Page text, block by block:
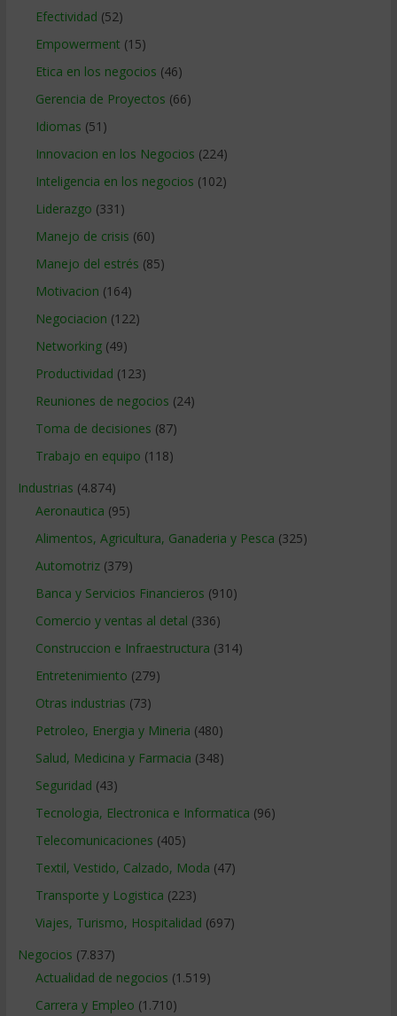
Efectividad (52)
Empowerment (15)
Etica en los negocios (46)
Gerencia de Proyectos (66)
Idiomas (51)
Innovacion en los Negocios (224)
Inteligencia en los negocios (102)
Liderazgo (331)
Manejo de crisis (60)
Manejo del estrés (85)
Motivacion (164)
Negociacion (122)
Networking(49)
Productividad (123)
Reuniones de negocios (24)
Toma de decisiones (87)
Trabajo en equipo (118)
Industrias (4.874)
Aeronautica (95)
Alimentos, Agricultura, Ganaderia y Pesca (325)
Automotriz(379)
Banca y Servicios Financieros (910)
Comercio y ventas al detal (336)
Construccion e Infraestructura (314)
Entretenimiento (279)
Otras industrias (73)
Petroleo, Energia y Mineria (480)
Salud, Medicina y Farmacia (348)
Seguridad (43)
Tecnologia, Electronica e Informatica (96)
Telecomunicaciones (405)
Textil, Vestido, Calzado, Moda (47)
Transporte y Logistica (223)
Viajes, Turismo, Hospitalidad (697)
Negocios (7.837)
Actualidad de negocios (1.519)
Carrera y Empleo (1.710)